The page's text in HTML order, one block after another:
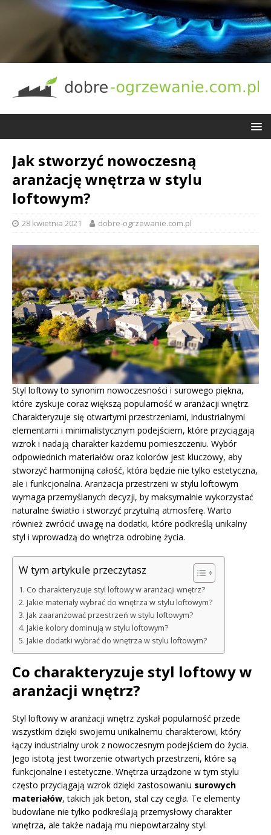
Jak stworzyć nowoczesną
aranżację wnętrza w stylu
loftowym?
28 kwietnia 2021 dobre-ogrzewanie.com.pl
Styl loftowy to synonim nowoczesności i surowego piękna,
które zyskuje coraz większą popularność w aranżacji wnętrz.
Charakteryzuje się otwartymi przestrzeniami, industrialnymi
elementami i minimalistycznym podejściem, które przyciągają
wzrok i nadają charakter każdemu pomieszczeniu. Wybór
odpowiednich materiałów oraz kolorów jest kluczowy, aby
stworzyć harmonijną całość, która będzie nie tylko estetyczna,
ale i funkcjonalna. Aranżacja przestrzeni w stylu loftowym
wymaga przemyślanych decyzji, by maksymalnie wykorzystać
naturalne światło i stworzyć przytulną atmosferę. Warto
również zwrócić uwagę na dodatki, które podkreślą unikalny
styl i wprowadzą do wnętrza odrobinę życia.
W tym artykule przeczytasz
Co charakteryzuje styl loftowy w aranżacji wnętrz?
Jakie materiały wybrać do wnętrza w stylu loftowym?
Jak zaaranżować przestrzeń w stylu loftowym?
Jakie kolory dominują w stylu loftowym?
Jakie dodatki wybrać do wnętrza w stylu loftowym?
Co charakteryzuje styl loftowy w
aranżacji wnętrz?
Styl loftowy w aranżacji wnętrz zyskał popularność przede
wszystkim dzięki swojemu unikalnemu charakterowi, który
łączy industrialny urok z nowoczesnym podejściem do życia.
Jego istotą jest tworzenie otwartych przestrzeni, które są
funkcjonalne i estetyczne. Wnętrza urządzone w tym stylu
często przyciągają wzrok dzięki zastosowaniu surowych
materiałów, takich jak beton, stal czy cegła. Te elementy
budowlane nie tylko podkreślają przemysłowy charakter
wnętrza, ale także nadają mu niepowtarzalny styl.